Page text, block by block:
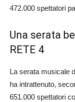
472.000 spettatori
Una serata
RETE 4
La serata musicale
ha intrattenuto,
651.000 spettatori